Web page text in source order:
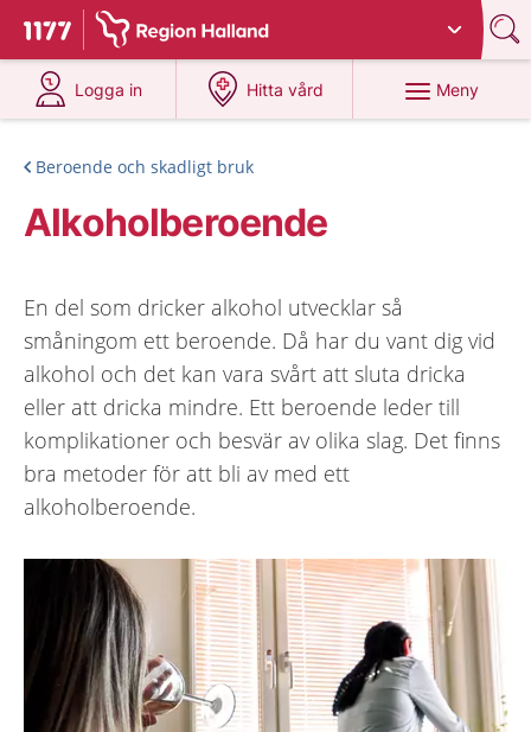
Till startsidan för 1177
Du har valt region Halland
Logga in
på 1177.se
Hitta vård
på 1177.se
Meny
Beroende och skadligt bruk
Alkoholberoende
En del som dricker alkohol utvecklar så
småningom ett beroende. Då har du vant dig vid
alkohol och det kan vara svårt att sluta dricka
eller att dricka mindre. Ett beroende leder till
komplikationer och besvär av olika slag. Det finns
bra metoder för att bli av med ett
alkoholberoende.